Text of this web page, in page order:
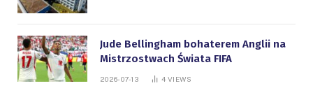
Jude Bellingham bohaterem Anglii na
Mistrzostwach Świata FIFA
2026-07-13 4 VIEWS